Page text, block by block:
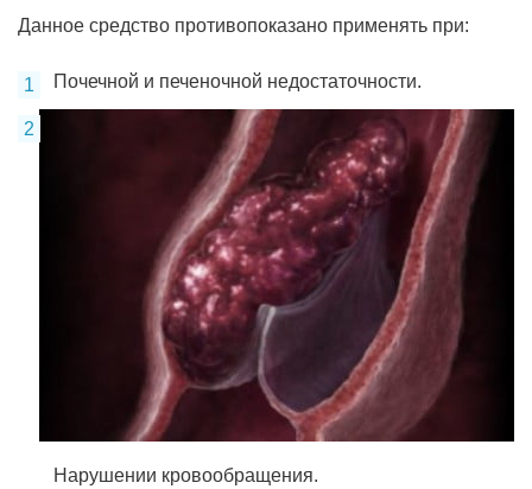
Данное средство противопоказано применять при:
Почечной и печеночной недостаточности.
Нарушении кровообращения.